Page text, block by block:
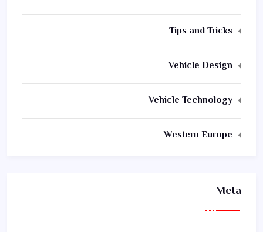
Tips and Tricks
Vehicle Design
Vehicle Technology
Western Europe
Meta